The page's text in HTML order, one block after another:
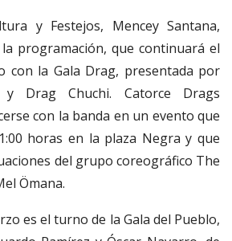
y Festejos, Mencey Santana,
programación, que continuará el
con la Gala Drag, presentada por
Drag Chuchi. Catorce Drags
con la banda en un evento que
horas en la plaza Negra y que
del grupo coreográfico The
Ömana.
es el turno de la Gala del Pueblo,